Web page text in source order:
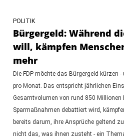
POLITIK
Bürgergeld: Während
will, kämpfen
mehr
Die FDP möchte das Bürgergeld kürzen
pro Monat. Das entspricht jährlichen
Gesamtvolumen von rund 850 Millionen
Sparmaßnahmen debattiert wird,
bereits darum, ihre Ansprüche geltend
nicht das, was ihnen zusteht - ein